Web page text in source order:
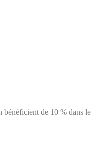
bénéficient de 10 % dans le